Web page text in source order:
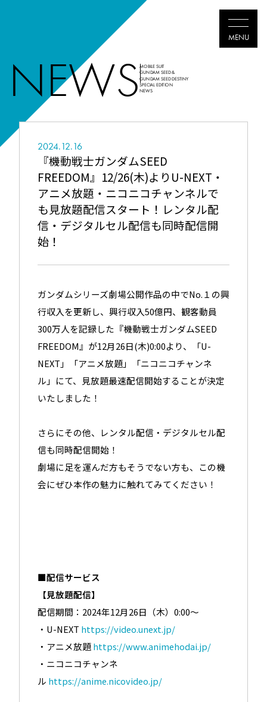
TOP
ABOUT
THEATER
NEWS
MOVIES
Blu-ray
shareshare
NEWSMOBILE SUIT
GUNDAM SEED &
GUNDAM SEED DESTINY
SPECIAL EDITION
NEWS
2024.12.16
『機動戦士ガンダムSEED
FREEDOM』12/26(木)よりU-NEXT・
アニメ放題・ニコニコチャンネルで
も見放題配信スタート！レンタル配
信・デジタルセル配信も同時配信開
始！
ガンダムシリーズ劇場公開作品の中でNo.１の興
行収入を更新し、興行収入50億円、観客動員
300万人を記録した『機動戦士ガンダムSEED
FREEDOM』が12月26日(木)0:00より、「U-
NEXT」「アニメ放題」「ニコニコチャンネ
ル」にて、見放題最速配信開始することが決定
いたしました！
さらにその他、レンタル配信・デジタルセル配
信も同時配信開始！
劇場に足を運んだ方もそうでない方も、この機
会にぜひ本作の魅力に触れてみてください！
■配信サービス
【見放題配信】
配信期間：2024年12月26日（木）0:00～
・U-NEXT https://video.unext.jp/
・アニメ放題https://www.animehodai.jp/
・ニコニコチャンネ
ル https://anime.nicovideo.jp/